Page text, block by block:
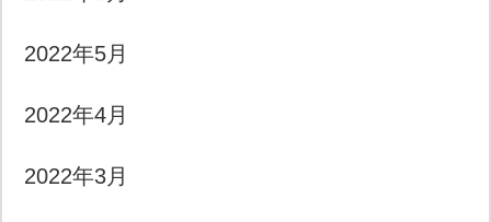
2022年5月
2022年4月
2022年3月